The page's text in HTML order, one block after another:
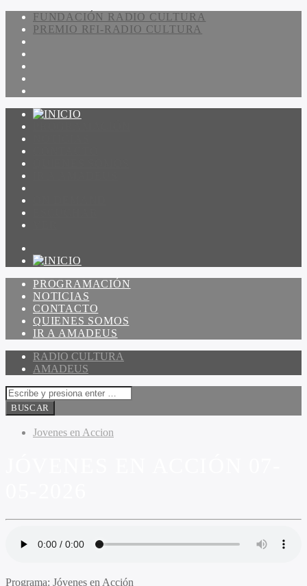
FUNDACIÓN RADIO CULTURA
PREMIO RFI-RADIO CULTURA
PROGRAMACIÓN
NOTICIAS
CONTACTO
QUIENES SOMOS
IR A AMADEUS
RADIO CULTURA
AMADEUS
Jovenes en Accion
Programa: Jóvenes en Acción